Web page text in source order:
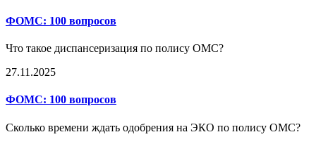
ФОМС: 100 вопросов
Что такое диспансеризация по полису ОМС?
27.11.2025
ФОМС: 100 вопросов
Сколько времени ждать одобрения на ЭКО по полису ОМС?